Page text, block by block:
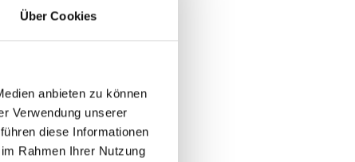
Über Cookies
anbieten zu können
Verwendung unserer
diese Informationen
Rahmen Ihrer Nutzung